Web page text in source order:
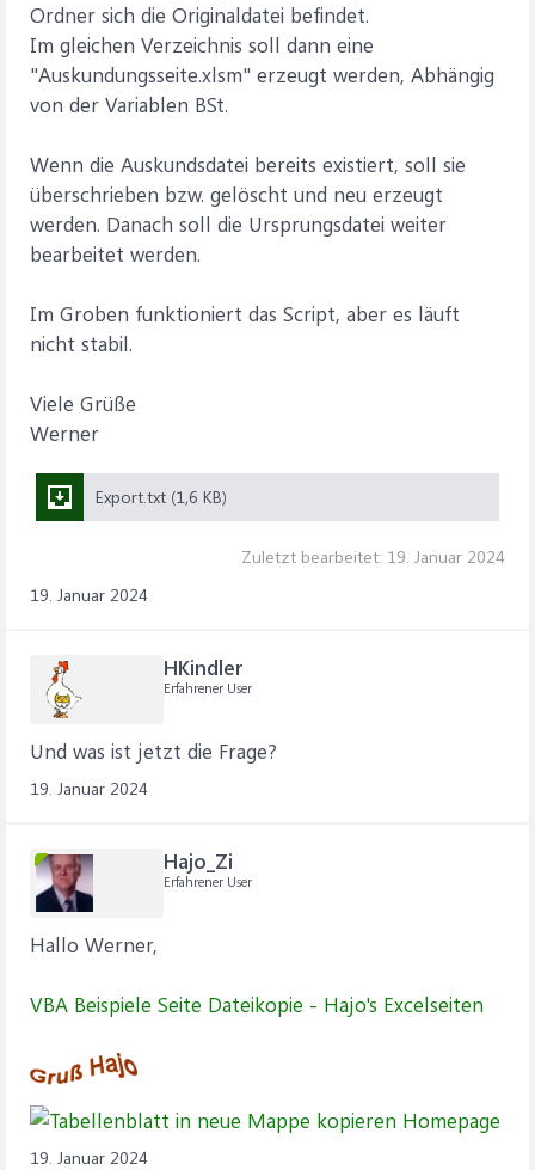
Ordner sich die Originaldatei befindet.
Im gleichen Verzeichnis soll dann eine
"Auskundungsseite.xlsm" erzeugt werden, Abhängig
von der Variablen BSt.
Wenn die Auskundsdatei bereits existiert, soll sie
überschrieben bzw. gelöscht und neu erzeugt
werden. Danach soll die Ursprungsdatei weiter
bearbeitet werden.
Im Groben funktioniert das Script, aber es läuft
nicht stabil.
Viele Grüße
Werner
Export.txt (1,6 KB)
Zuletzt bearbeitet: 19. Januar 2024
19. Januar 2024
HKindler
Erfahrener User
Und was ist jetzt die Frage?
19. Januar 2024
Hajo_Zi
Erfahrener User
Hallo Werner,
VBA Beispiele Seite Dateikopie - Hajo's Excelseiten
19. Januar 2024